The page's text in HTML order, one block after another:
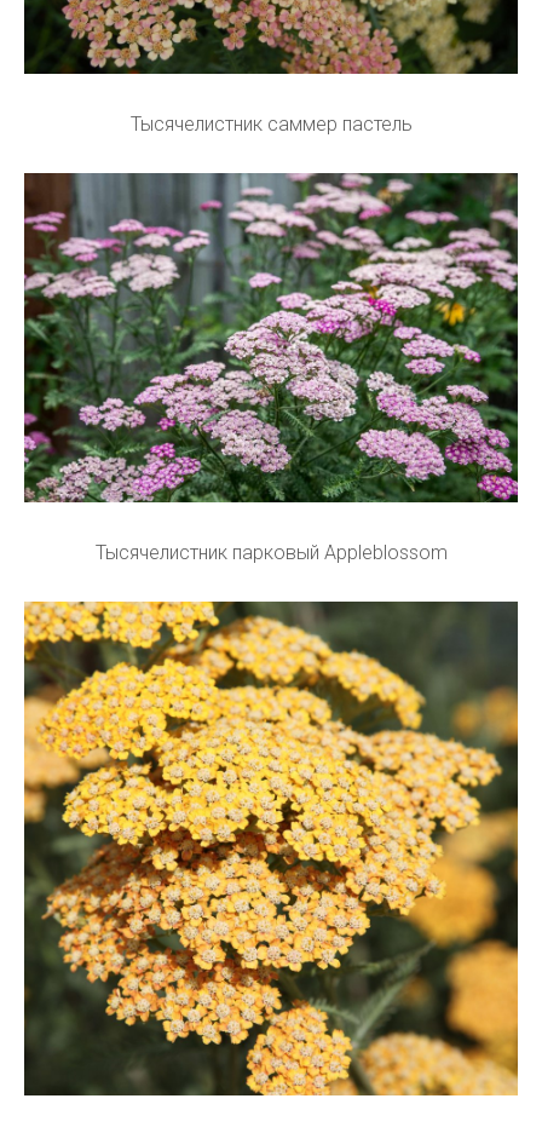
Тысячелистник саммер пастель
Тысячелистник парковый Appleblossom